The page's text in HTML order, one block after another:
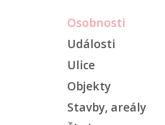
Osobnosti
Události
Ulice
Objekty
Stavby, areály